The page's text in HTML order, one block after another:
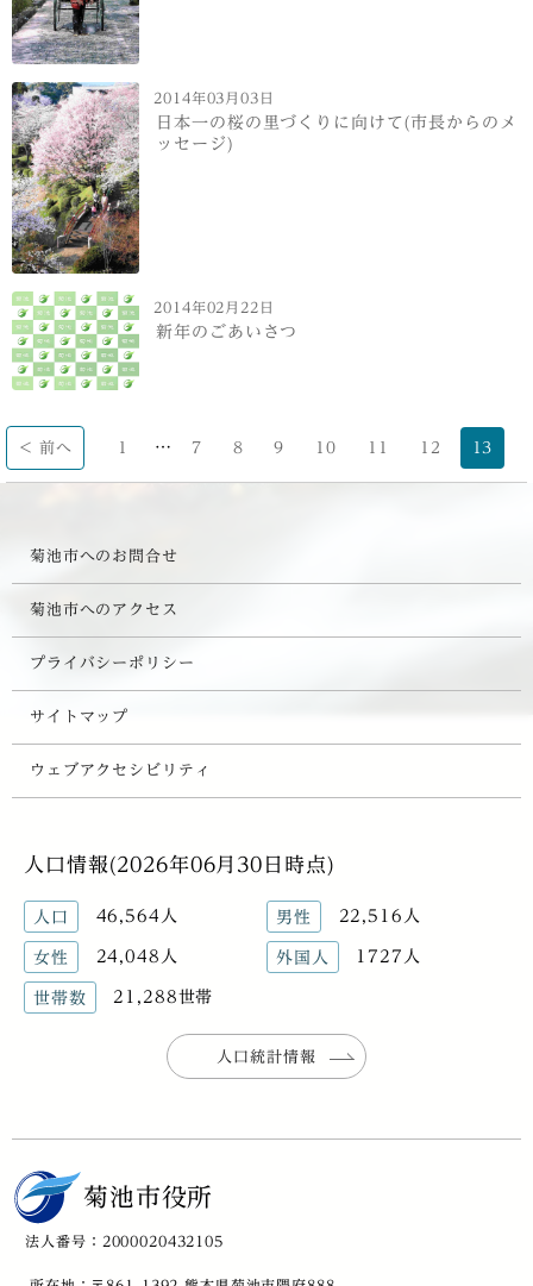
2014年03月03日
日本一の桜の里づくりに向けて(市長からのメ
ッセージ)
2014年02月22日
新年のごあいさつ
< 前へ 1 … 7 8 9 10 11 12 13
菊池市へのお問合せ
菊池市へのアクセス
プライバシーポリシー
サイトマップ
ウェブアクセシビリティ
人口情報(2026年06月30日時点)
人口 46,564人 男性 22,516人
女性 24,048人 外国人 1727人
世帯数 21,288世帯
人口統計情報
菊池市役所
法人番号：2000020432105